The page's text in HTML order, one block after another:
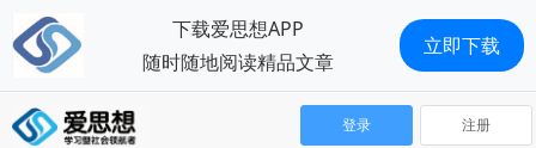
登录 注册
下载爱思想APP
随时随地阅读精品文章
立即下载